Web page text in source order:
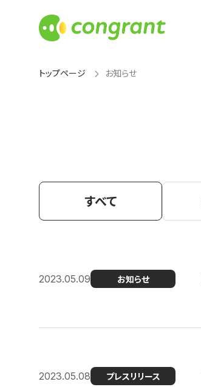
トップページ お知らせ
すべて
2023.05.09 お知らせ
2023.05.08 プレスリリース